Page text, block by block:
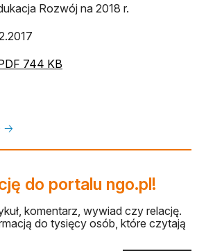
Rozwój na 2018 r.
744 KB
🡢
do portalu ngo.pl!
komentarz, wywiad czy relację.
do tysięcy osób, które czytają